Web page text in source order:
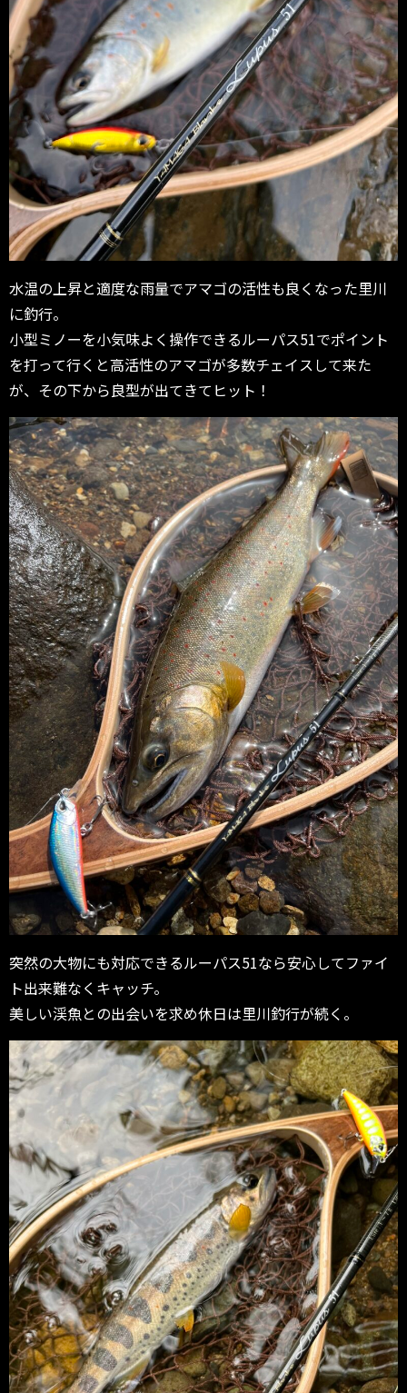
水温の上昇と適度な雨量でアマゴの活性も良くなった里川
に釣行。
小型ミノーを小気味よく操作できるルーパス51でポイント
を打って行くと高活性のアマゴが多数チェイスして来た
が、その下から良型が出てきてヒット！
突然の大物にも対応できるルーパス51なら安心してファイ
ト出来難なくキャッチ。
美しい渓魚との出会いを求め休日は里川釣行が続く。